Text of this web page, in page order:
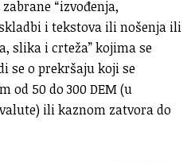
“izvođenja,
i tekstova ili nošenja ili
slika i crteža” kojima se
se o prekršaju koji se
od 50 do 300 DEM (u
ili kaznom zatvora do